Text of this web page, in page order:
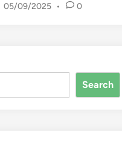
to
n
e
s
er
05/09/2025 • 0
Search